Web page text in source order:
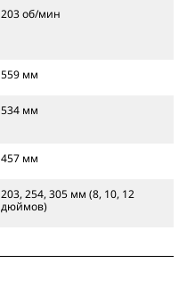
203 об/мин
559 мм
534 мм
457 мм
203, 254, 305 мм (8, 10, 12
дюймов)